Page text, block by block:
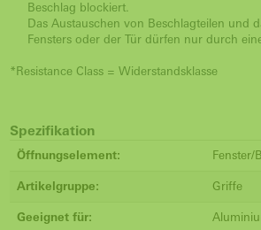
Beschlag blockiert.
Das Austauschen von Beschlagteilen und
Fensters oder der Tür dürfen nur durch
*Resistance Class = Widerstandsklasse
Spezifikation
Öffnungselement: Fenster/
Artikelgruppe: Griffe
Geeignet für: